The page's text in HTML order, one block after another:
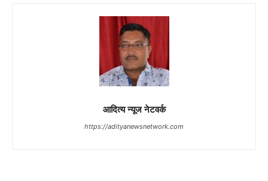
आदित्य न्यूज नेटवर्क
https://adityanewsnetwork.com